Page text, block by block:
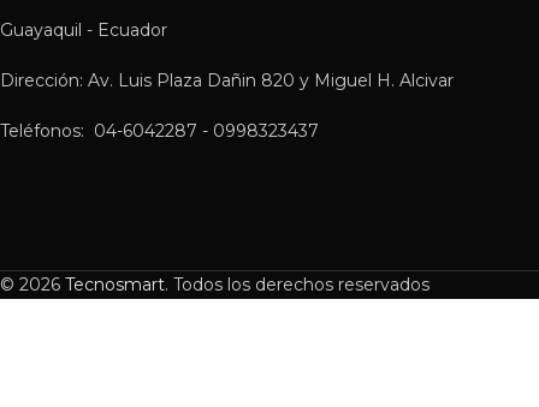
Guayaquil - Ecuador
Dirección: Av. Luis Plaza Dañin 820 y Miguel H. Alcivar
Teléfonos: 04-6042287 - 0998323437
© 2026 Tecnosmart. Todos los derechos reservados